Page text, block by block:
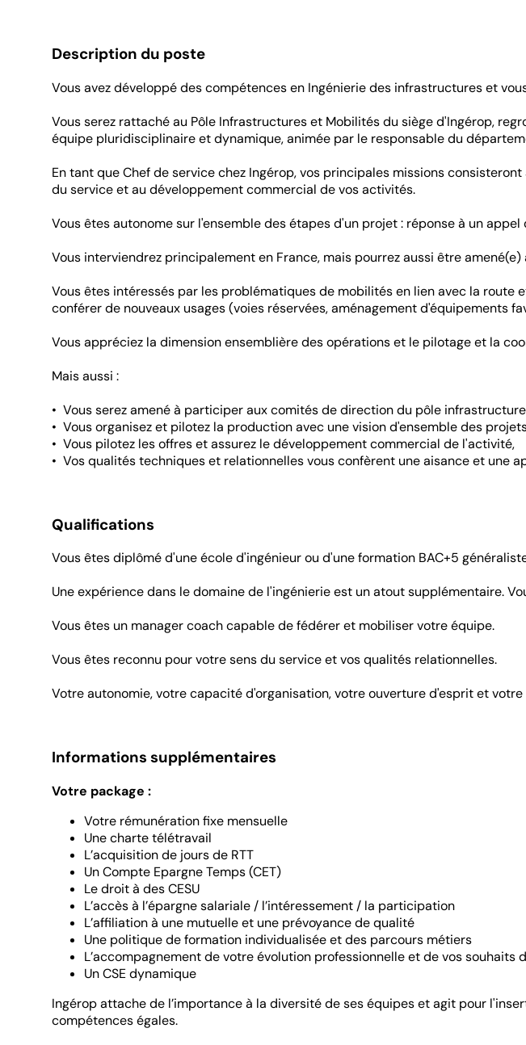
Description du poste
Vous avez développé des compétences en Ingénierie des infrastructures et
Vous serez rattaché au Pôle Infrastructures et Mobilités du siège d'Ingérop,
équipe pluridisciplinaire et dynamique, animée par le responsable du
En tant que Chef de service chez Ingérop, vos principales missions
du service et au développement commercial de vos activités.
Vous êtes autonome sur l'ensemble des étapes d'un projet : réponse à un
Vous interviendrez principalement en France, mais pourrez aussi être
Vous êtes intéressés par les problématiques de mobilités en lien avec la
conférer de nouveaux usages (voies réservées, aménagement d'équipements
Vous appréciez la dimension ensemblière des opérations et le pilotage et la
Mais aussi :
• Vous serez amené à participer aux comités de direction du pôle
• Vous organisez et pilotez la production avec une vision d'ensemble des
• Vous pilotez les offres et assurez le développement commercial de l'activité,
• Vos qualités techniques et relationnelles vous confèrent une aisance et une
Qualifications
Vous êtes diplômé d'une école d'ingénieur ou d'une formation BAC+5
Une expérience dans le domaine de l'ingénierie est un atout supplémentaire.
Vous êtes un manager coach capable de fédérer et mobiliser votre équipe.
Vous êtes reconnu pour votre sens du service et vos qualités relationnelles.
Votre autonomie, votre capacité d'organisation, votre ouverture d'esprit et
Informations supplémentaires
Votre package :
Votre rémunération fixe mensuelle
Une charte télétravail
L’acquisition de jours de RTT
Un Compte Epargne Temps (CET)
Le droit à des CESU
L’accès à l’épargne salariale / l’intéressement / la participation
L’affiliation à une mutuelle et une prévoyance de qualité
Une politique de formation individualisée et des parcours métiers
L’accompagnement de votre évolution professionnelle et de vos souhaits
Un CSE dynamique
Ingérop attache de l’importance à la diversité de ses équipes et agit pour
compétences égales.